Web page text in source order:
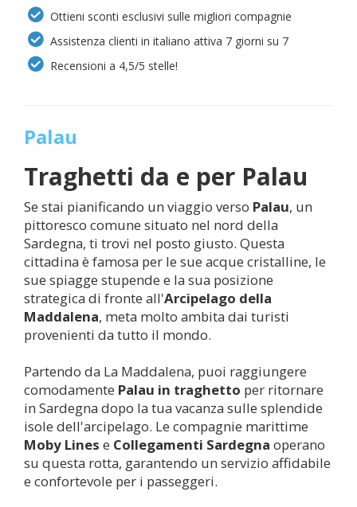
Ottieni sconti esclusivi sulle migliori compagnie
Assistenza clienti in italiano attiva 7 giorni su 7
Recensioni a 4,5/5 stelle!
Palau
Traghetti da e per Palau
Se stai pianificando un viaggio verso Palau, un
pittoresco comune situato nel nord della
Sardegna, ti trovi nel posto giusto. Questa
cittadina è famosa per le sue acque cristalline, le
sue spiagge stupende e la sua posizione
strategica di fronte all'Arcipelago della
Maddalena, meta molto ambita dai turisti
provenienti da tutto il mondo.
Partendo da La Maddalena, puoi raggiungere
comodamente Palau in traghetto per ritornare
in Sardegna dopo la tua vacanza sulle splendide
isole dell'arcipelago. Le compagnie marittime
Moby Lines e Collegamenti Sardegna operano
su questa rotta, garantendo un servizio affidabile
e confortevole per i passeggeri.